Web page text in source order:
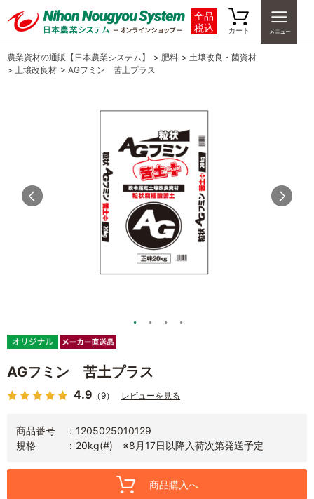
全品
税込
カート
農業資材の通販【日本農業システム】 > 肥料 > 土壌改良・菌資材
> 土壌改良材 > AGフミン 苦土プラス
AGフミン 苦土プラス
4.9 （9） レビューを見る
商品番号
1205025010129
規格
20kg(#) ※8月17日以降入荷次第発送予定
商品購入へ